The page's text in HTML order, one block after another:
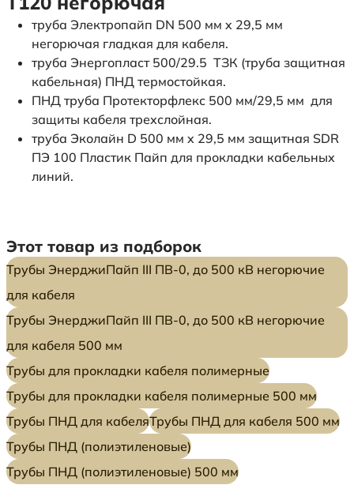
труба Электропайп DN 500 мм x 29,5 мм
негорючая гладкая для кабеля.
труба Энергопласт 500/29.5 ТЗК (труба защитная
кабельная) ПНД термостойкая.
ПНД труба Протекторфлекс 500 мм/29,5 мм для
защиты кабеля трехслойная.
труба Эколайн D 500 мм x 29,5 мм защитная SDR
ПЭ 100 Пластик Пайп для прокладки кабельных
линий.
Этот товар из подборок
Трубы ЭнерджиПайп III ПВ-0, до 500 кВ негорючие
для кабеля
Трубы ЭнерджиПайп III ПВ-0, до 500 кВ негорючие
для кабеля 500 мм
Трубы для прокладки кабеля полимерные
Трубы для прокладки кабеля полимерные 500 мм
Трубы ПНД для кабеляТрубы ПНД для кабеля 500 мм
Трубы ПНД (полиэтиленовые)
Трубы ПНД (полиэтиленовые) 500 мм